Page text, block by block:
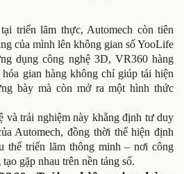
triển lãm thực, Automech còn tiên
của mình lên không gian số YooLife
dụng công nghệ 3D, VR360 hàng
gian hàng không chỉ giúp tái hiện
bày mà còn mở ra một hình thức
và trải nghiệm này khẳng định tư duy
Automech, đồng thời thể hiện định
thế triển lãm thông minh – nơi công
gặp nhau trên nền tảng số.